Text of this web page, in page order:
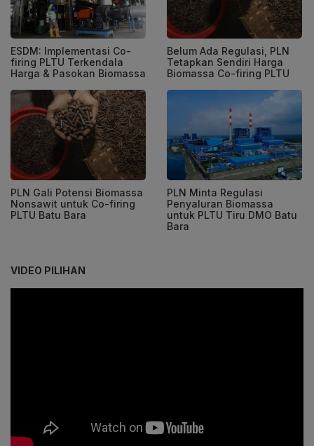
ESDM: Implementasi Co-
firing PLTU Terkendala
Harga & Pasokan Biomassa
Belum Ada Regulasi, PLN
Tetapkan Sendiri Harga
Biomassa Co-firing PLTU
PLN Gali Potensi Biomassa
Nonsawit untuk Co-firing
PLTU Batu Bara
PLN Minta Regulasi
Penyaluran Biomassa
untuk PLTU Tiru DMO Batu
Bara
VIDEO PILIHAN